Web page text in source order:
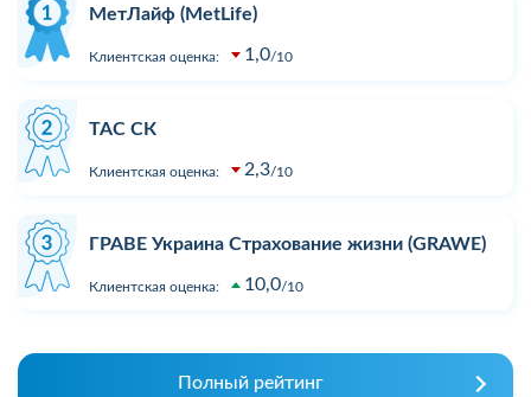
МетЛайф (MetLife)
Клиентская оценка: 1,0 10
ТАС СК
Клиентская оценка: 2,3 10
ГРАВЕ Украина Страхование жизни (GRAWE)
Клиентская оценка: 10,0 10
Полный рейтинг